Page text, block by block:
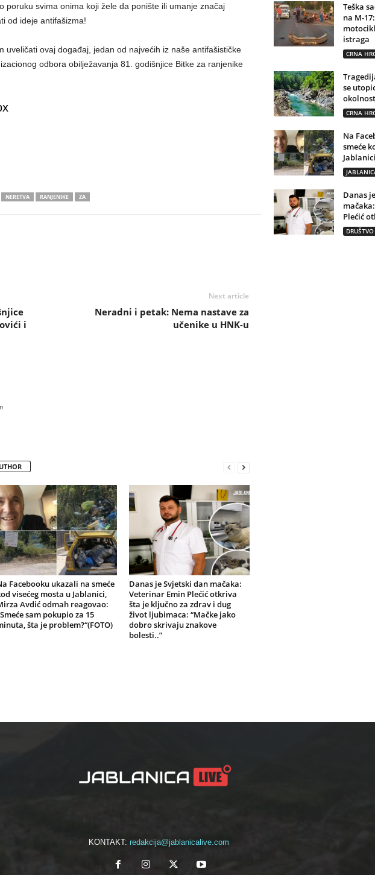
poruku svima onima koji žele da ponište ili umanje značaj
od ideje antifašizma!
uveličati ovaj događaj, jedan od najvećih iz naše antifašističke
odbora obilježavanja 81. godišnjice Bitke za ranjenike
NERETVA RANJENIKE ZA
i
Next article
Neradni i petak: Nema nastave za
učenike u HNK-u
Facebooku ukazali na smeće
visećeg mosta u Jablanici,
Avdić odmah reagovao:
sam pokupio za 15
šta je problem?“(FOTO)
Danas je Svjetski dan mačaka:
Veterinar Emin Plećić otkriva
šta je ključno za zdrav i dug
život ljubimaca: “Mačke jako
dobro skrivaju znakove
bolesti..”
Teška
na M-
istraga
CRNA
se
CRNA
Na
smeće
Danas
Plećić
DRUŠTVO
KONTAKT: redakcija@jablanicalive.com